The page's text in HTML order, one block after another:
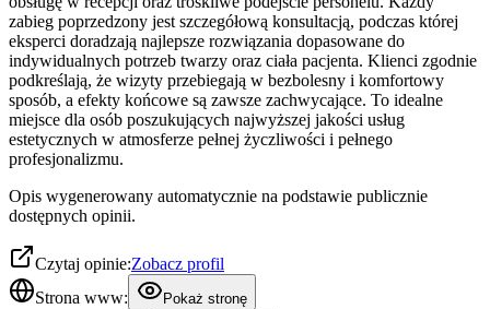
zabieg poprzedzony jest szczegółową konsultacją, podczas której
eksperci doradzają najlepsze rozwiązania dopasowane do
indywidualnych potrzeb twarzy oraz ciała pacjenta. Klienci zgodnie
podkreślają, że wizyty przebiegają w bezbolesny i komfortowy
sposób, a efekty końcowe są zawsze zachwycające. To idealne
miejsce dla osób poszukujących najwyższej jakości usług
estetycznych w atmosferze pełnej życzliwości i pełnego
profesjonalizmu.
Opis wygenerowany automatycznie na podstawie publicznie
dostępnych opinii.
Czytaj opinie:Zobacz profil
Strona www:
Pokaż stronę